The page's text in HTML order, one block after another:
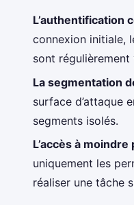
L’authentification
connexion initiale,
sont régulièrement
La segmentation
surface d’attaque
segments isolés.
L’accès à
uniquement les
réaliser une tâche